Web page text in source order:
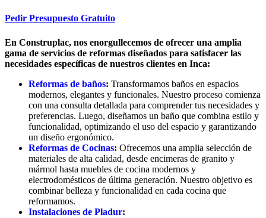
Pedir Presupuesto Gratuito
En Construplac, nos enorgullecemos de ofrecer una amplia
gama de servicios de reformas diseñados para satisfacer las
necesidades específicas de nuestros clientes en Inca:
Reformas de baños: Transformamos baños en espacios
modernos, elegantes y funcionales. Nuestro proceso comienza
con una consulta detallada para comprender tus necesidades y
preferencias. Luego, diseñamos un baño que combina estilo y
funcionalidad, optimizando el uso del espacio y garantizando
un diseño ergonómico.
Reformas de Cocinas: Ofrecemos una amplia selección de
materiales de alta calidad, desde encimeras de granito y
mármol hasta muebles de cocina modernos y
electrodomésticos de última generación. Nuestro objetivo es
combinar belleza y funcionalidad en cada cocina que
reformamos.
Instalaciones de Pladur: